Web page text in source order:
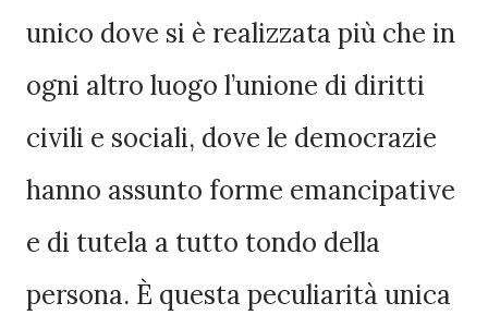
unico dove si è realizzata più che in
ogni altro luogo l’unione di diritti
civili e sociali, dove le democrazie
hanno assunto forme emancipative
e di tutela a tutto tondo della
persona. È questa peculiarità unica